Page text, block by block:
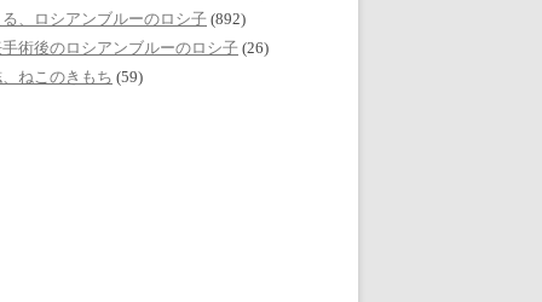
、ロシアンブルーのロシ子 (892)
術後のロシアンブルーのロシ子 (26)
ねこのきもち (59)